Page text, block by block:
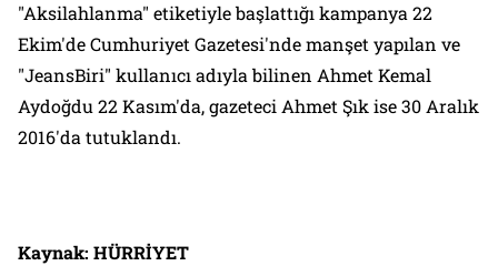
"Aksilahlanma" etiketiyle başlattığı kampanya 22
Ekim'de Cumhuriyet Gazetesi'nde manşet yapılan ve
"JeansBiri" kullanıcı adıyla bilinen Ahmet Kemal
Aydoğdu 22 Kasım'da, gazeteci Ahmet Şık ise 30 Aralık
2016'da tutuklandı.
Kaynak: HÜRRİYET